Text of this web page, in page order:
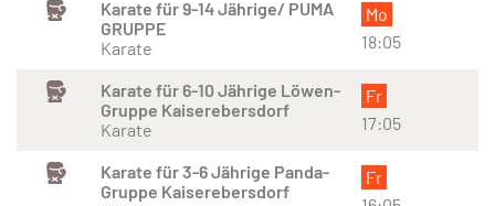
Karate für 9-14 Jährige/ PUMA
GRUPPE
Karate
Mo
18:05
Karate für 6-10 Jährige Löwen-
Gruppe Kaiserebersdorf
Karate
Fr
17:05
Karate für 3-6 Jährige Panda-
Gruppe Kaiserebersdorf
Fr